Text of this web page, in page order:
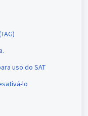
uso do SAT
lo